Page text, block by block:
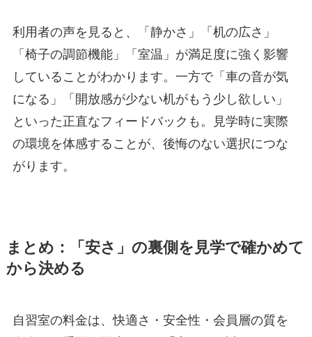
利用者の声を見ると、「静かさ」「机の広さ」
「椅子の調節機能」「室温」が満足度に強く影響
していることがわかります。一方で「車の音が気
になる」「開放感が少ない机がもう少し欲しい」
といった正直なフィードバックも。見学時に実際
の環境を体感することが、後悔のない選択につな
がります。
まとめ：「安さ」の裏側を見学で確かめて
から決める
自習室の料金は、快適さ・安全性・会員層の質を